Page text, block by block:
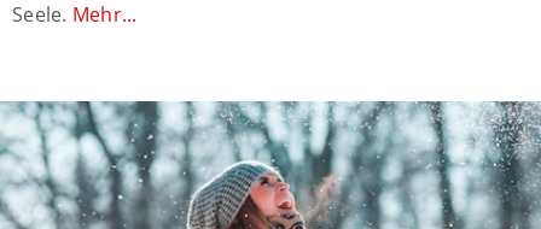
Seele. Mehr...